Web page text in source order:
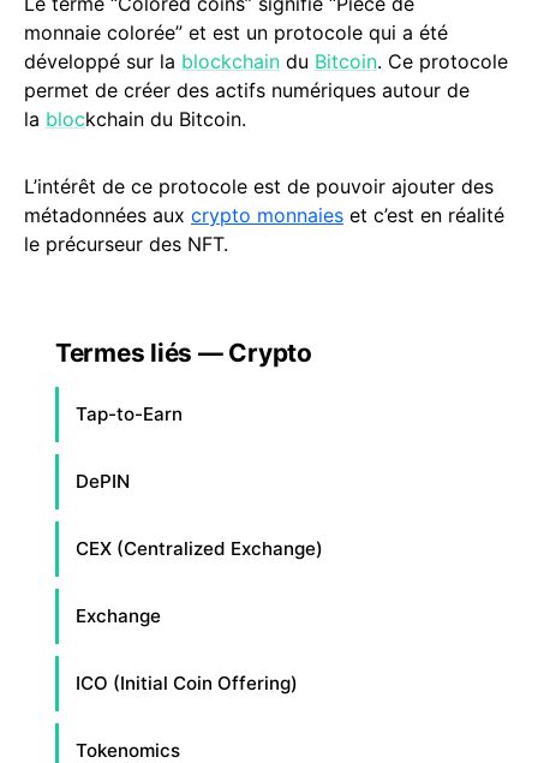
monnaie colorée” et est un protocole qui a été
développé sur la blockchain du Bitcoin. Ce protocole
permet de créer des actifs numériques autour de
la blockchain du Bitcoin.
L’intérêt de ce protocole est de pouvoir ajouter des
métadonnées aux crypto monnaies et c’est en réalité
le précurseur des NFT.
Termes liés — Crypto
Tap-to-Earn
DePIN
CEX (Centralized Exchange)
Exchange
ICO (Initial Coin Offering)
Tokenomics